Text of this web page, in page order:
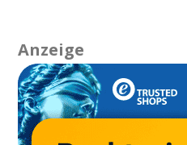
Anzeige